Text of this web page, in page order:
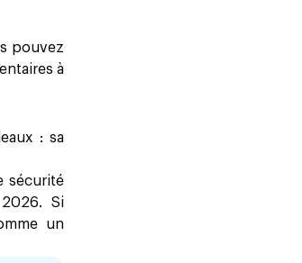
pouvez
à
: sa
sécurité
2026. Si
un